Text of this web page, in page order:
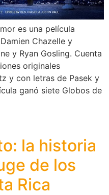
es una película
Chazelle y
y Ryan Gosling. Cuenta
originales
y con letras de Pasek y
ganó siete Globos de
la historia
de los
Rica